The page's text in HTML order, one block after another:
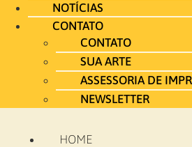
NOTÍCIAS
CONTATO
CONTATO
SUA ARTE
ASSESSORIA DE
NEWSLETTER
HOME